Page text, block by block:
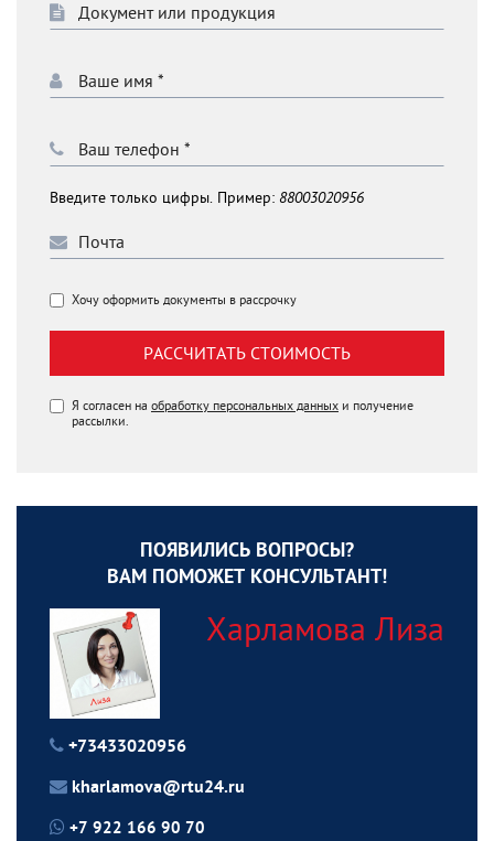
Введите только цифры. Пример: 88003020956
Хочу оформить документы в рассрочку
РАССЧИТАТЬ СТОИМОСТЬ
Я согласен на обработку персональных данных и получение
рассылки.
ПОЯВИЛИСЬ ВОПРОСЫ?
ВАМ ПОМОЖЕТ КОНСУЛЬТАНТ!
Харламова Лиза
+73433020956
kharlamova@rtu24.ru
+7 922 166 90 70